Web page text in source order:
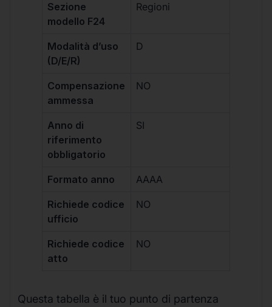
Sezione
modello F24
Regioni
Modalità d’uso
(D/E/R)
D
Compensazione
ammessa
NO
Anno di
riferimento
obbligatorio
SI
Formato anno AAAA
Richiede codice
ufficio
NO
Richiede codice
atto
NO
Questa tabella è il tuo punto di partenza